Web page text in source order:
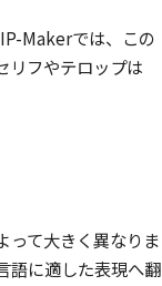
Makerでは、この
リフやテロップは
って大きく異なりま
語に適した表現へ翻